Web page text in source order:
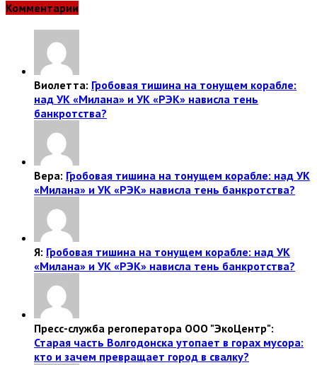
Комментарии
Виолетта: Гробовая тишина на тонущем корабле:
над УК «Милана» и УК «РЭК» нависла тень
банкротства?
Вера: Гробовая тишина на тонущем корабле: над УК
«Милана» и УК «РЭК» нависла тень банкротства?
Я: Гробовая тишина на тонущем корабле: над УК
«Милана» и УК «РЭК» нависла тень банкротства?
Пресс-служба регоператора ООО "ЭкоЦентр":
Старая часть Волгодонска утопает в горах мусора:
кто и зачем превращает город в свалку?